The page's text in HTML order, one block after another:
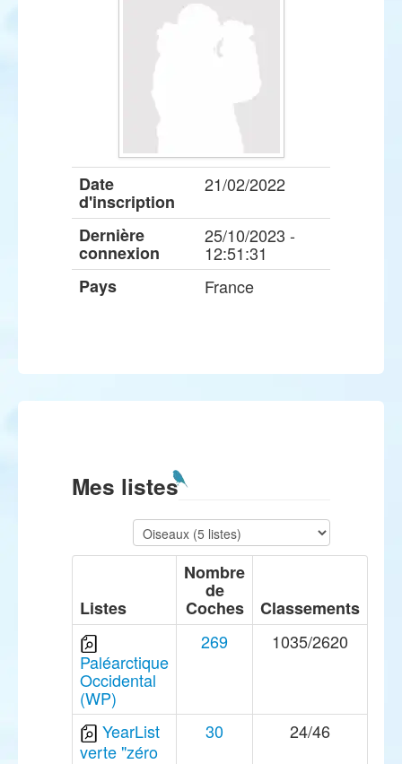
Date
d'inscription
21/02/2022
Dernière
connexion
25/10/2023 -
12:51:31
Pays
France
Mes listes
Listes
Nombre
de
Coches Classements
Paléarctique
Occidental
(WP)
269 1035/2620
YearList
verte "zéro
30 24/46